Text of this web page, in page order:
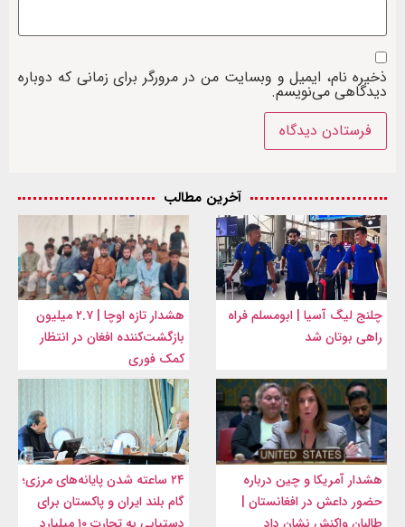
ذخیره نام، ایمیل و وبسایت من در مرورگر برای زمانی که دوباره
دیدگاهی می‌نویسم.
آخرین مطالب
چلنج لیگ آسیا | ابومسلم فراه
راهی بوتان شد
هشدار تازه اوچا | ۲.۷ میلیون
بازگشت‌کننده افغان در انتظار
کمک فوری
هشدار آمریکا و چین درباره
حضور داعش در افغانستان |
۲۴ ساعته شدن پایانه‌های مرزی؛
گام بلند ایران و پاکستان برای